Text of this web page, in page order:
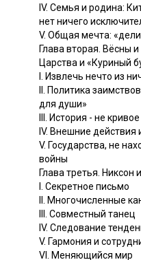
IV. Семья и родина:
нет ничего
V. Общая мечта:
Глава вторая. Вёсны
Царства и «Куриный
I. Извлечь нечто из
II. Политика
для души»
III. История - не
IV. Внешние действия
V. Государства, не
войны
Глава третья. Никсон
I. Секретное письмо
II. Многочисленные
III. Совместный танец
IV. Следование
V. Гармония и
VI. Меняющийся мир